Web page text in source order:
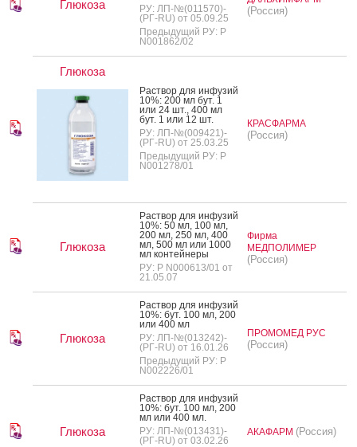
Глюкоза
РУ: ЛП-№(011570)-
(РГ-RU) от 05.09.25
Предыдущий РУ: Р
N001862/02
(Россия)
Глюкоза
Рас­твор для ин­фу­зий
10%: 200 мл бут. 1
или 24 шт., 400 мл
бут. 1 или 12 шт.
РУ: ЛП-№(009421)-
(РГ-RU) от 25.03.25
Предыдущий РУ: Р
N001278/01
КРАСФАРМА
(Россия)
Глюкоза
Рас­твор для ин­фу­зий
10%: 50 мл, 100 мл,
200 мл, 250 мл, 400
мл, 500 мл или 1000
мл кон­тей­не­ры
РУ: Р N000613/01 от
21.05.07
Фирма
МЕДПОЛИМЕР
(Россия)
Глюкоза
Рас­твор для ин­фу­зий
10%: бут. 100 мл, 200
или 400 мл
РУ: ЛП-№(013242)-
(РГ-RU) от 16.01.26
Предыдущий РУ: Р
N002226/01
ПРОМОМЕД РУС
(Россия)
Глюкоза
Рас­твор для ин­фу­зий
10%: бут. 100 мл, 200
мл или 400 мл.
РУ: ЛП-№(013431)-
(РГ-RU) от 03.02.26
АКАФАРМ (Россия)